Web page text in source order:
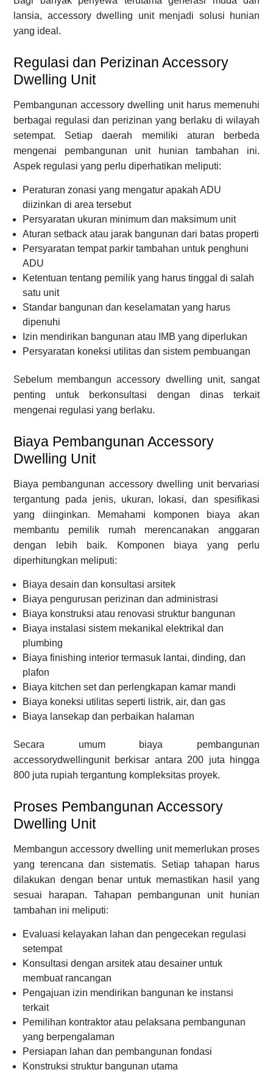
lansia, accessory dwelling unit menjadi solusi hunian
yang ideal.
Regulasi dan Perizinan Accessory
Dwelling Unit
Pembangunan accessory dwelling unit harus memenuhi
berbagai regulasi dan perizinan yang berlaku di wilayah
setempat. Setiap daerah memiliki aturan berbeda
mengenai pembangunan unit hunian tambahan ini.
Aspek regulasi yang perlu diperhatikan meliputi:
Peraturan zonasi yang mengatur apakah ADU
diizinkan di area tersebut
Persyaratan ukuran minimum dan maksimum unit
Aturan setback atau jarak bangunan dari batas properti
Persyaratan tempat parkir tambahan untuk penghuni
ADU
Ketentuan tentang pemilik yang harus tinggal di salah
satu unit
Standar bangunan dan keselamatan yang harus
dipenuhi
Izin mendirikan bangunan atau IMB yang diperlukan
Persyaratan koneksi utilitas dan sistem pembuangan
Sebelum membangun accessory dwelling unit, sangat
penting untuk berkonsultasi dengan dinas terkait
mengenai regulasi yang berlaku.
Biaya Pembangunan Accessory
Dwelling Unit
Biaya pembangunan accessory dwelling unit bervariasi
tergantung pada jenis, ukuran, lokasi, dan spesifikasi
yang diinginkan. Memahami komponen biaya akan
membantu pemilik rumah merencanakan anggaran
dengan lebih baik. Komponen biaya yang perlu
diperhitungkan meliputi:
Biaya desain dan konsultasi arsitek
Biaya pengurusan perizinan dan administrasi
Biaya konstruksi atau renovasi struktur bangunan
Biaya instalasi sistem mekanikal elektrikal dan
plumbing
Biaya finishing interior termasuk lantai, dinding, dan
plafon
Biaya kitchen set dan perlengkapan kamar mandi
Biaya koneksi utilitas seperti listrik, air, dan gas
Biaya lansekap dan perbaikan halaman
Secara umum biaya pembangunan
accessorydwellingunit berkisar antara 200 juta hingga
800 juta rupiah tergantung kompleksitas proyek.
Proses Pembangunan Accessory
Dwelling Unit
Membangun accessory dwelling unit memerlukan proses
yang terencana dan sistematis. Setiap tahapan harus
dilakukan dengan benar untuk memastikan hasil yang
sesuai harapan. Tahapan pembangunan unit hunian
tambahan ini meliputi:
Evaluasi kelayakan lahan dan pengecekan regulasi
setempat
Konsultasi dengan arsitek atau desainer untuk
membuat rancangan
Pengajuan izin mendirikan bangunan ke instansi
terkait
Pemilihan kontraktor atau pelaksana pembangunan
yang berpengalaman
Persiapan lahan dan pembangunan fondasi
Konstruksi struktur bangunan utama